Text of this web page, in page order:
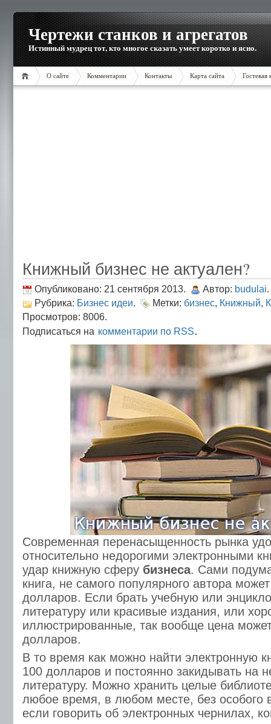
Чертежи станков и агрегатов
Истинный мудрец тот, кто многое сказать умеет коротко и ясно.
О сайте Комментарии Контакты Карта сайта Гостевая
Книжный бизнес не актуален?
Опубликовано: 21 сентября 2013. Автор: budulai.
Рубрика: Бизнес идеи. Метки: бизнес, Книжный,
Просмотров: 8006.
Подписаться на комментарии по RSS.
Современная перенасыщенность рынка
относительно недорогими электронными
удар книжную сферу бизнеса. Сами
книга, не самого популярного автора
долларов. Если брать учебную или
литературу или красивые издания, или
иллюстрированные, так вообще цена
долларов.
В то время как можно найти электронную
100 долларов и постоянно закидывать на
литературу. Можно хранить целые
любое время, в любом месте, без особого
если говорить об электронных чернилах,